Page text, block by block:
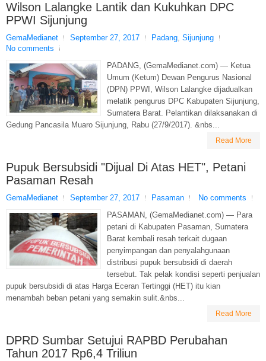
Wilson Lalangke Lantik dan Kukuhkan DPC
PPWI Sijunjung
GemaMedianet September 27, 2017 Padang, Sijunjung
No comments
PADANG, (GemaMedianet.com) — Ketua
Umum (Ketum) Dewan Pengurus Nasional
(DPN) PPWI, Wilson Lalangke dijadualkan
melatik pengurus DPC Kabupaten Sijunjung,
Sumatera Barat. Pelantikan dilaksanakan di
Gedung Pancasila Muaro Sijunjung, Rabu (27/9/2017). &nbs...
Read More
Pupuk Bersubsidi "Dijual Di Atas HET", Petani
Pasaman Resah
GemaMedianet September 27, 2017 Pasaman
No comments
PASAMAN, (GemaMedianet.com) — Para
petani di Kabupaten Pasaman, Sumatera
Barat kembali resah terkait dugaan
penyimpangan dan penyalahgunaan
distribusi pupuk bersubsidi di daerah
tersebut. Tak pelak kondisi seperti penjualan
pupuk bersubsidi di atas Harga Eceran Tertinggi (HET) itu kian
menambah beban petani yang semakin sulit.&nbs...
Read More
DPRD Sumbar Setujui RAPBD Perubahan
Tahun 2017 Rp6,4 Triliun